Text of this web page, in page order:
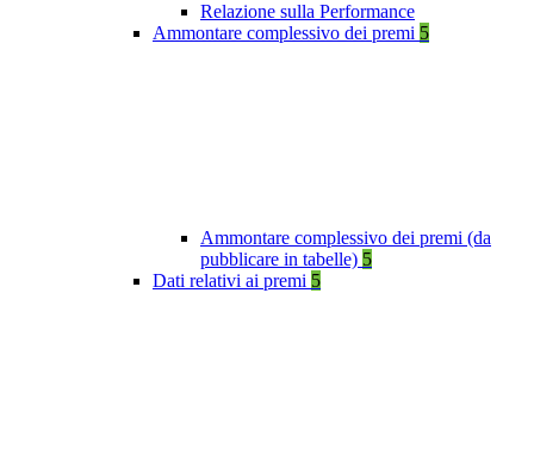
Relazione sulla Performance
Ammontare complessivo dei premi 5
Ammontare complessivo dei premi (da
pubblicare in tabelle) 5
Dati relativi ai premi 5